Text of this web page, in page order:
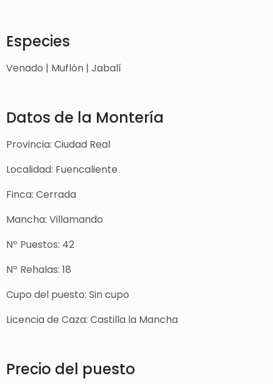
Especies
Venado | Muflón | Jabalí
Datos de la Montería
Provincia: Ciudad Real
Localidad: Fuencaliente
Finca: Cerrada
Mancha: Villamando
Nº Puestos: 42
Nº Rehalas: 18
Cupo del puesto: Sin cupo
Licencia de Caza: Castilla la Mancha
Precio del puesto